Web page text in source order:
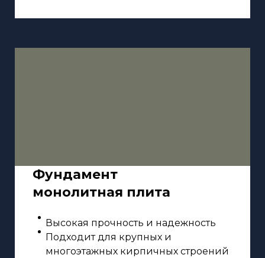
Фундамент
монолитная плита
Высокая прочность и надежность
Подходит для крупных и
многоэтажных кирпичных строений